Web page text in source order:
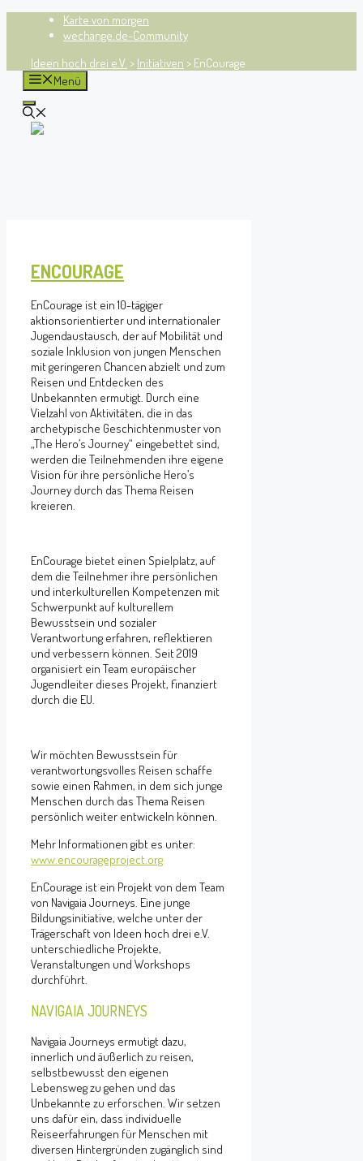
Karte von morgen
wechange.de-Community
Ideen hoch drei e.V. > Initiativen > EnCourage
Menü
ENCOURAGE
EnCourage ist ein 10-tägiger
aktionsorientierter und internationaler
Jugendaustausch, der auf Mobilität und
soziale Inklusion von jungen Menschen
mit geringeren Chancen abzielt und zum
Reisen und Entdecken des
Unbekannten ermutigt. Durch eine
Vielzahl von Aktivitäten, die in das
archetypische Geschichtenmuster von
„The Hero’s Journey“ eingebettet sind,
werden die Teilnehmenden ihre eigene
Vision für ihre persönliche Hero’s
Journey durch das Thema Reisen
kreieren.
EnCourage bietet einen Spielplatz, auf
dem die Teilnehmer ihre persönlichen
und interkulturellen Kompetenzen mit
Schwerpunkt auf kulturellem
Bewusstsein und sozialer
Verantwortung erfahren, reflektieren
und verbessern können. Seit 2019
organisiert ein Team europäischer
Jugendleiter dieses Projekt, finanziert
durch die EU.
Wir möchten Bewusstsein für
verantwortungsvolles Reisen schaffe
sowie einen Rahmen, in dem sich junge
Menschen durch das Thema Reisen
persönlich weiter entwickeln können.
Mehr Informationen gibt es unter:
www.encourageproject.org
EnCourage ist ein Projekt von dem Team
von Navigaia Journeys. Eine junge
Bildungsinitiative, welche unter der
Trägerschaft von Ideen hoch drei e.V.
unterschiedliche Projekte,
Veranstaltungen und Workshops
durchführt.
NAVIGAIA JOURNEYS
Navigaia Journeys ermutigt dazu,
innerlich und äußerlich zu reisen,
selbstbewusst den eigenen
Lebensweg zu gehen und das
Unbekannte zu erforschen. Wir setzen
uns dafür ein, dass individuelle
Reiseerfahrungen für Menschen mit
diversen Hintergründen zugänglich sind